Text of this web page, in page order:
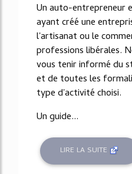
Un auto-entrepreneur
ayant créé une
l'artisanat ou le
professions libérales.
vous tenir informé du
et de toutes les
type d'activité choisi.
Un guide...
LIRE LA SUITE